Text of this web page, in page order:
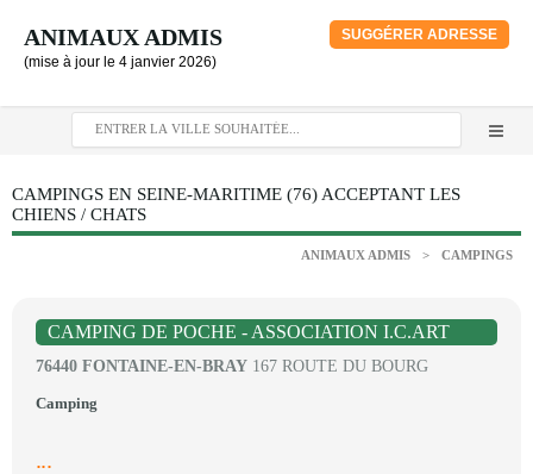
ANIMAUX ADMIS
(mise à jour le 4 janvier 2026)
SUGGÉRER ADRESSE
CAMPINGS EN SEINE-MARITIME (76) ACCEPTANT LES
CHIENS / CHATS
ANIMAUX ADMIS > CAMPINGS
CAMPING DE POCHE - ASSOCIATION I.C.ART
76440 FONTAINE-EN-BRAY 167 ROUTE DU BOURG
Camping
...